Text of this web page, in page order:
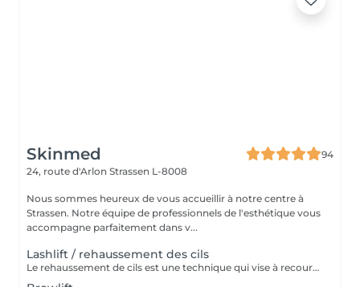
Skinmed
94
24, route d'Arlon Strassen L-8008
Nous sommes heureux de vous accueillir à notre centre à
Strassen. Notre équipe de professionnels de l'esthétique vous
accompagne parfaitement dans v...
Lashlift / rehaussement des cils
Le rehaussement de cils est une technique qui vise à recourber et à allonger les cils afin d'apporter un effet mascara au regard. Le regard est plus ouvert et plus lumineux.